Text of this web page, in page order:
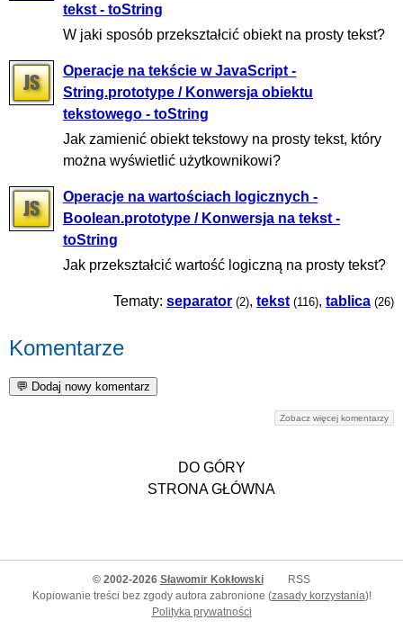
tekst - toString
W jaki sposób przekształcić obiekt na prosty tekst?
Operacje na tekście w JavaScript -
String.prototype / Konwersja obiektu
tekstowego - toString
Jak zamienić obiekt tekstowy na prosty tekst, który
można wyświetlić użytkownikowi?
Operacje na wartościach logicznych -
Boolean.prototype / Konwersja na tekst -
toString
Jak przekształcić wartość logiczną na prosty tekst?
Tematy: separator (2), tekst (116), tablica (26)
Komentarze
Zobacz więcej komentarzy
DO GÓRY
STRONA GŁÓWNA
© 2002-2026 Sławomir Kokłowski
RSS
Kopiowanie treści bez zgody autora zabronione (zasady korzystania)!
Polityka prywatności